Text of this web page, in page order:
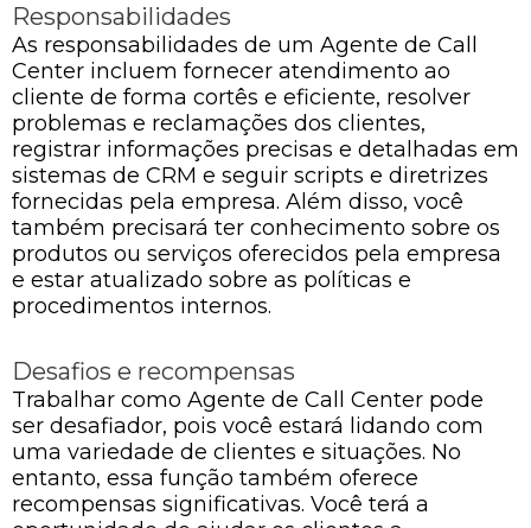
Responsabilidades
As responsabilidades de um Agente de Call
Center incluem fornecer atendimento ao
cliente de forma cortês e eficiente, resolver
problemas e reclamações dos clientes,
registrar informações precisas e detalhadas em
sistemas de CRM e seguir scripts e diretrizes
fornecidas pela empresa. Além disso, você
também precisará ter conhecimento sobre os
produtos ou serviços oferecidos pela empresa
e estar atualizado sobre as políticas e
procedimentos internos.
Desafios e recompensas
Trabalhar como Agente de Call Center pode
ser desafiador, pois você estará lidando com
uma variedade de clientes e situações. No
entanto, essa função também oferece
recompensas significativas. Você terá a